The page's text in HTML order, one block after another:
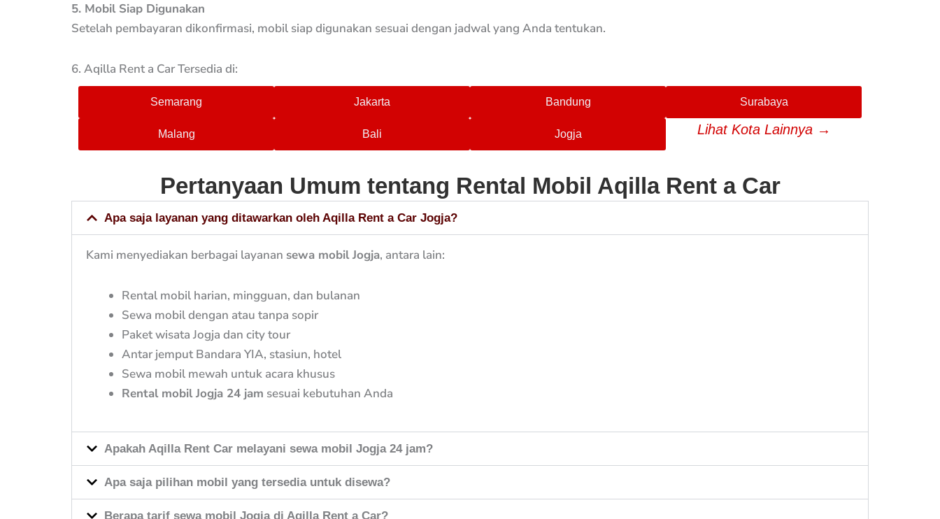
5. Mobil Siap Digunakan
Setelah pembayaran dikonfirmasi, mobil siap digunakan sesuai dengan jadwal yang Anda tentukan.
6. Aqilla Rent a Car Tersedia di:
Semarang Jakarta Bandung Surabaya
Malang Bali Jogja Lihat Kota Lainnya →
Pertanyaan Umum tentang Rental Mobil Aqilla Rent a Car
Apa saja layanan yang ditawarkan oleh Aqilla Rent a Car Jogja?
Kami menyediakan berbagai layanan sewa mobil Jogja, antara lain:
Rental mobil harian, mingguan, dan bulanan
Sewa mobil dengan atau tanpa sopir
Paket wisata Jogja dan city tour
Antar jemput Bandara YIA, stasiun, hotel
Sewa mobil mewah untuk acara khusus
Rental mobil Jogja 24 jam sesuai kebutuhan Anda
Apakah Aqilla Rent Car melayani sewa mobil Jogja 24 jam?
Apa saja pilihan mobil yang tersedia untuk disewa?
Berapa tarif sewa mobil Jogja di Aqilla Rent a Car?